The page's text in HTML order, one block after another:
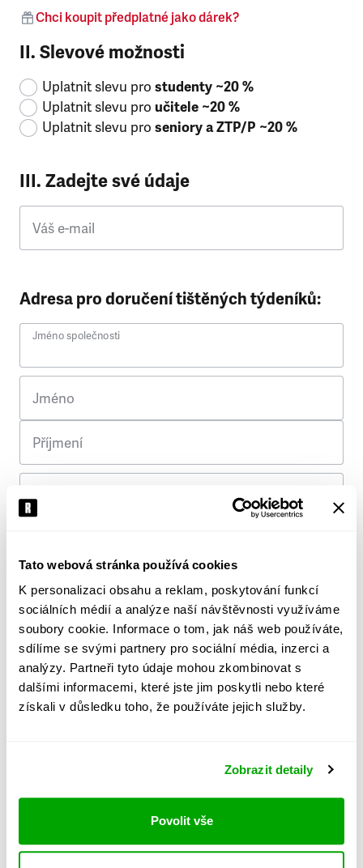
Tato webová stránka používá cookies
K personalizaci obsahu a reklam, poskytování funkcí
sociálních médií a analýze naší návštěvnosti využíváme
soubory cookie. Informace o tom, jak náš web používáte,
sdílíme se svými partnery pro sociální média, inzerci a
analýzy. Partneři tyto údaje mohou zkombinovat s
dalšími informacemi, které jste jim poskytli nebo které
získali v důsledku toho, že používáte jejich služby.
Zobrazit detaily
Povolit vše
Chci koupit předplatné jako dárek?
II. Slevové možnosti
Uplatnit slevu pro studenty ~20 %
Uplatnit slevu pro učitele ~20 %
Uplatnit slevu pro seniory a ZTP/P ~20 %
III. Zadejte své údaje
Váš e-mail
Adresa pro doručení tištěných týdeníků:
Jméno společnosti
Jméno
Příjmení
Ulice
Město
PSČ
Stát
doručování týdeníku Respekt v tištěné verzi, na